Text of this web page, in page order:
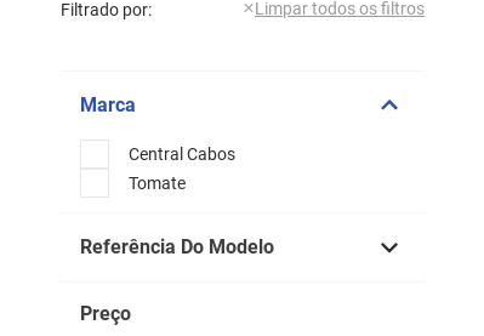
Filtrado por:
Marca
Central Cabos
Tomate
Referência Do Modelo
6271
Preço